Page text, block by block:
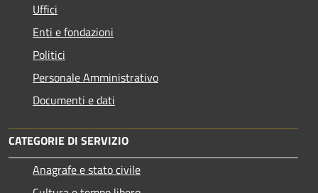
Uffici
Enti e fondazioni
Politici
Personale Amministrativo
Documenti e dati
CATEGORIE DI SERVIZIO
Anagrafe e stato civile